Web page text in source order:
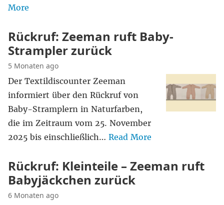
More
Rückruf: Zeeman ruft Baby-
Strampler zurück
5 Monaten ago
Der Textildiscounter Zeeman
informiert über den Rückruf von
Baby-Stramplern in Naturfarben,
die im Zeitraum vom 25. November
2025 bis einschließlich… Read More
Rückruf: Kleinteile – Zeeman ruft
Babyjäckchen zurück
6 Monaten ago